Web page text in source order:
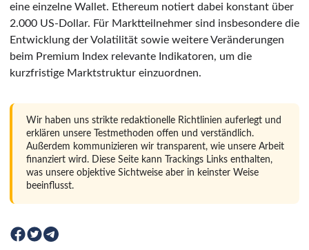
eine einzelne Wallet. Ethereum notiert dabei konstant über
2.000 US-Dollar. Für Marktteilnehmer sind insbesondere die
Entwicklung der Volatilität sowie weitere Veränderungen
beim Premium Index relevante Indikatoren, um die
kurzfristige Marktstruktur einzuordnen.
Wir haben uns strikte redaktionelle Richtlinien auferlegt und
erklären unsere Testmethoden offen und verständlich.
Außerdem kommunizieren wir transparent, wie unsere Arbeit
finanziert wird. Diese Seite kann Trackings Links enthalten,
was unsere objektive Sichtweise aber in keinster Weise
beeinflusst.